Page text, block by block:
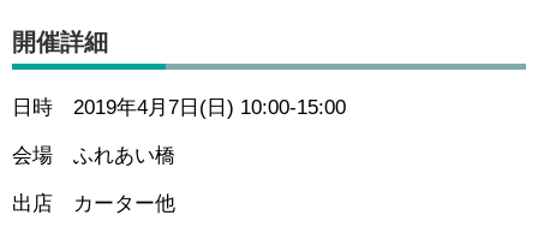
開催詳細
日時 2019年4月7日(日) 10:00-15:00
会場 ふれあい橋
出店 カーター他